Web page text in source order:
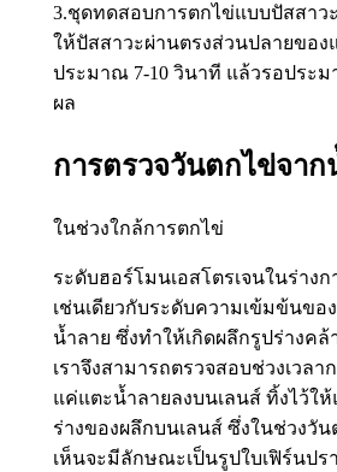
3.ชุดทดสอบการตกไข่แบบปัสสาวะ
ให้ปัสสาวะผ่านตรงส่วนปลายของ
ประมาณ 7-10 วินาที แล้วรอประ
ผล
การตรวจวันตกไข่จาก
ในช่วงใกล้การตกไข่
ระดับฮอร์โมนเอสโตรเจนในร่าง
เช่นเดียวกับระดับความเข้มข้นของ
น้ำลาย ซึ่งทำให้เกิดผลึกรูปร่างคล้
เราจึงสามารถตรวจสอบช่วงเวลา
แค่แตะน้ำลายลงบนเลนส์ ทิ้งไว้ใ
ร่างของผลึกบนเลนส์ ซึ่งในช่วงวั
เห็นจะมีลักษณะเป็นรูปใบเฟิร์นปร